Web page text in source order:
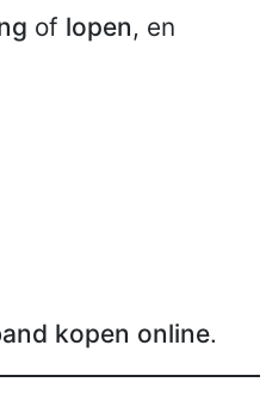
of lopen, en
kopen online.